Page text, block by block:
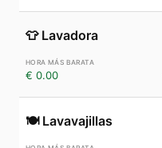
👕 Lavadora
€ 0.00
🍽️ Lavavajillas